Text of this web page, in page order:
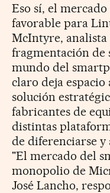
Eso sí, el
favorable para
McIntyre, analista
fragmentación de
mundo del
claro deja
solución
fabricantes de
distintas
de diferenciarse y
"El mercado del
monopolio de
José Lancho,